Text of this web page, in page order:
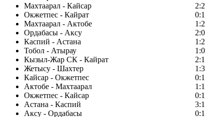
Махтаарал - Кайсар
2:2
Окжетпес - Кайрат
0:1
Махтаарал - Актобе
1:2
Ордабасы - Аксу
2:0
Каспий - Астана
1:2
Тобол - Атырау
1:0
Кызыл-Жар СК - Кайрат
2:1
Жетысу - Шахтер
1:3
Кайсар - Окжетпес
0:1
Актобе - Махтаарал
1:1
Окжетпес - Кайсар
0:1
Астана - Каспий
3:1
Аксу - Ордабасы
0:1